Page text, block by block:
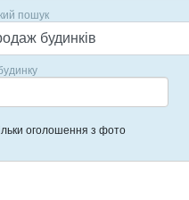
пошук
оголошення з фото